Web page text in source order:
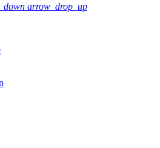
arrow_drop_up